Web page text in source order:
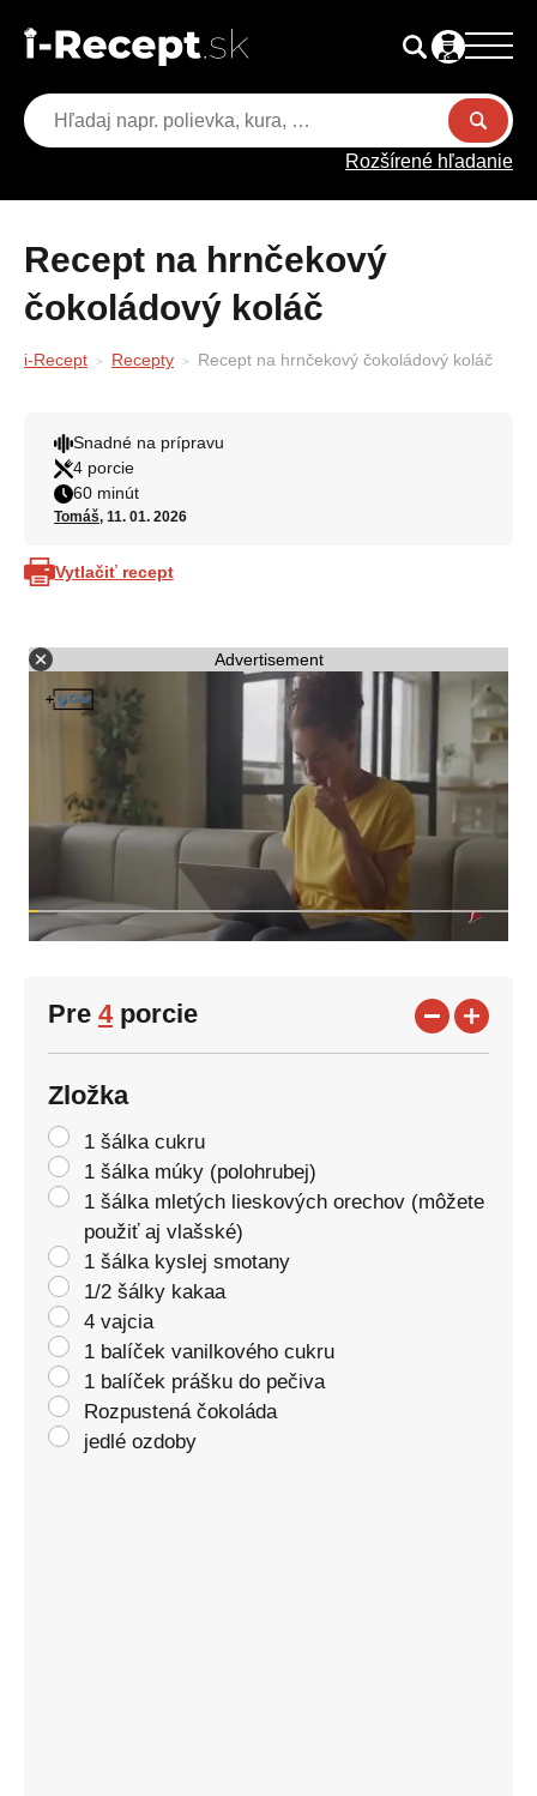
Rozšírené hľadanie
Recept na hrnčekový
čokoládový koláč
i-Recept Recepty Recept na hrnčekový čokoládový koláč
Snadné na prípravu
4 porcie
60 minút
Tomáš, 11. 01. 2026
Vytlačiť recept
Advertisement
Pre 4porcie
Zložka
1 šálka cukru
1 šálka múky (polohrubej)
1 šálka mletých lieskových orechov (môžete
použiť aj vlašské)
1 šálka kyslej smotany
1/2 šálky kakaa
4 vajcia
1 balíček vanilkového cukru
1 balíček prášku do pečiva
Rozpustená čokoláda
jedlé ozdoby